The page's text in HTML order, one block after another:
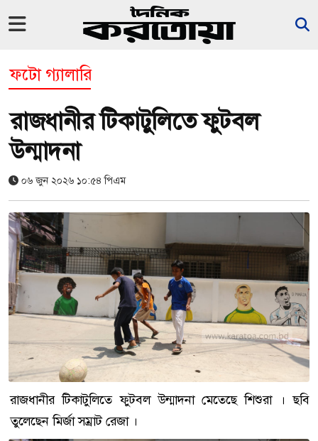
ফটো গ্যালারি
রাজধানীর টিকাটুলিতে ফুটবল
উন্মাদনা
০৬ জুন ২০২৬ ১০:৫৪ পিএম
রাজধানীর টিকাটুলিতে ফুটবল উন্মাদনা মেতেছে শিশুরা । ছবি
তুলেছেন মির্জা সম্রাট রেজা ।